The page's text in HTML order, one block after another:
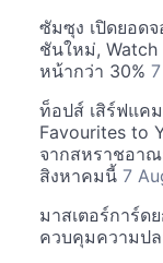
ซัมซุง เปิดยอดจ
ชันใหม่,
หน้ากว่า 30%
ท็อปส์ เสิร์ฟแค
Favourites to
จากสหราชอาณ
สิงหาคมนี้ 7
มาสเตอร์การ์ด
ควบคุมความป